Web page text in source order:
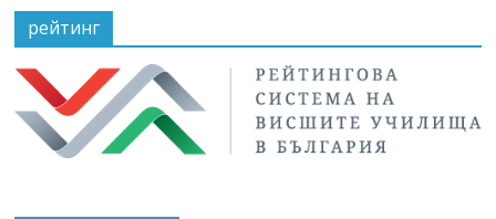
рейтинг